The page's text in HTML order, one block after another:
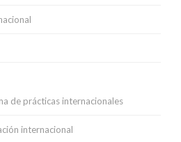
de prácticas internacionales
internacional